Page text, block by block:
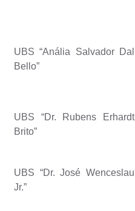
UBS “Anália Salvador Dal
Bello”
UBS “Dr. Rubens Erhardt
Brito”
UBS “Dr. José Wenceslau
Jr.”